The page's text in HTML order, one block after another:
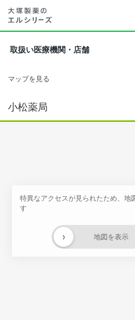
取扱い医療機関・店舗
マップを見る
小松薬局
特異なアクセスが見られたため、地
す
地図を表示
›